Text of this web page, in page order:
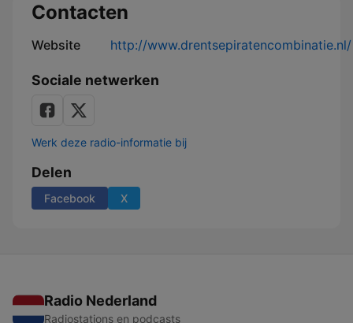
Contacten
Website http://www.drentsepiratencombinatie.nl/
Sociale netwerken
Werk deze radio-informatie bij
Delen
Facebook X
Radio Nederland
Radiostations en podcasts